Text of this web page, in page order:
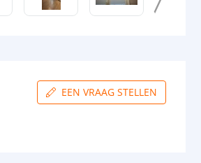
EEN VRAAG STELLEN